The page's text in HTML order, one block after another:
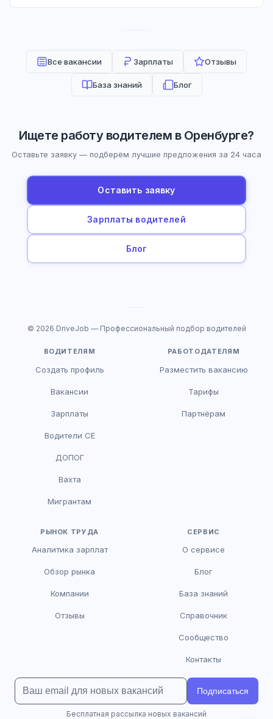
Все вакансии Зарплаты Отзывы
База знаний Блог
Ищете работу водителем в Оренбурге?
Оставьте заявку — подберём лучшие предложения за 24 часа
Оставить заявку
Зарплаты водителей
Блог
© 2026 DriveJob — Профессиональный подбор водителей
ВОДИТЕЛЯМ
Создать профиль
Вакансии
Зарплаты
Водители CE
ДОПОГ
Вахта
Мигрантам
РАБОТОДАТЕЛЯМ
Разместить вакансию
Тарифы
Партнёрам
РЫНОК ТРУДА
Аналитика зарплат
Обзор рынка
Компании
Отзывы
СЕРВИС
О сервисе
Блог
База знаний
Справочник
Сообщество
Контакты
Подписаться
Бесплатная рассылка новых вакансий
HR-консультант
Здравствуйте! Я AI-консультант DriveJob.
помочь?